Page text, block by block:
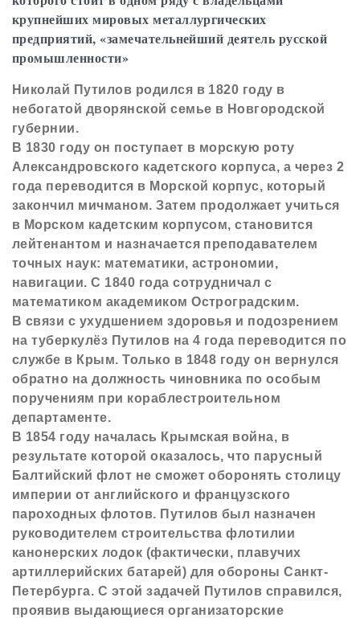
крупнейших мировых металлургических
предприятий, «замечательнейший деятель русской
промышленности»
Николай Путилов родился в 1820 году в
небогатой дворянской семье в Новгородской
губернии.
В 1830 году он поступает в морскую роту
Александровского кадетского корпуса, а через 2
года переводится в Морской корпус, который
закончил мичманом. Затем продолжает учиться
в Морском кадетским корпусом, становится
лейтенантом и назначается преподавателем
точных наук: математики, астрономии,
навигации. С 1840 года сотрудничал с
математиком академиком Остроградским.
В связи с ухудшением здоровья и подозрением
на туберкулёз Путилов на 4 года переводится по
службе в Крым. Только в 1848 году он вернулся
обратно на должность чиновника по особым
поручениям при кораблестроительном
департаменте.
В 1854 году началась Крымская война, в
результате которой оказалось, что парусный
Балтийский флот не сможет оборонять столицу
империи от английского и французского
пароходных флотов. Путилов был назначен
руководителем строительства флотилии
канонерских лодок (фактически, плавучих
артиллерийских батарей) для обороны Санкт-
Петербурга. С этой задачей Путилов справился,
проявив выдающиеся организаторские